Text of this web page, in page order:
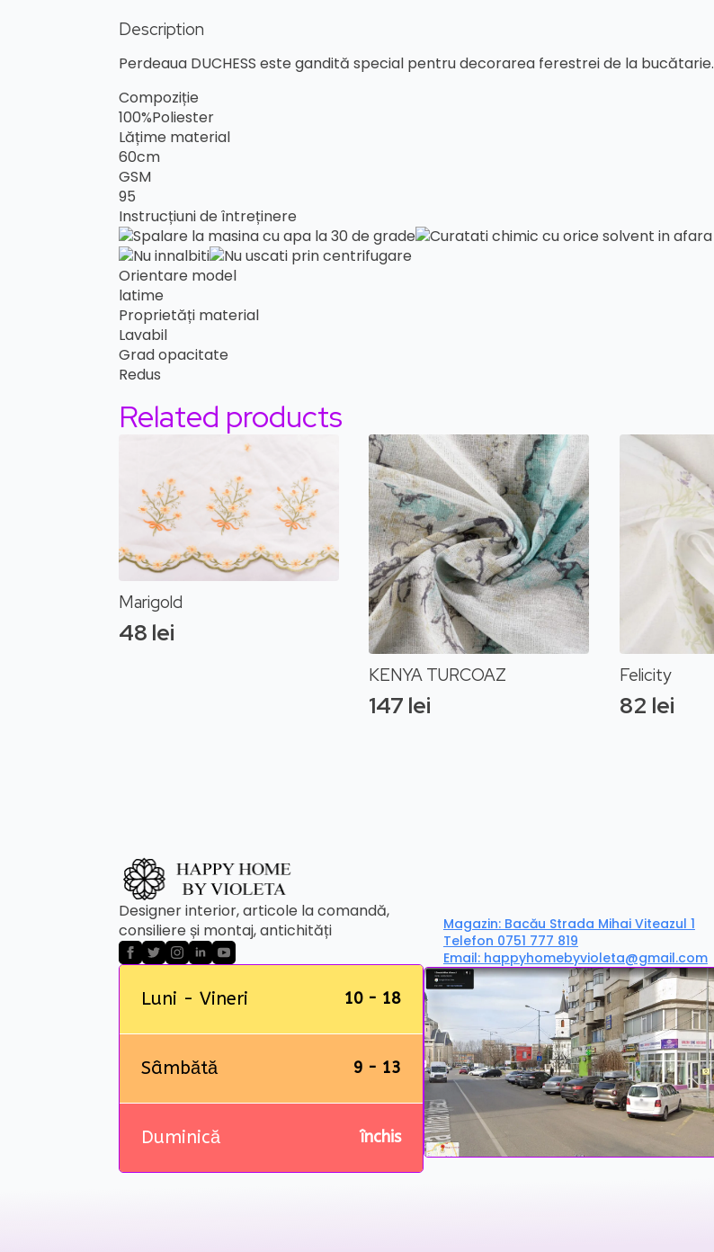
Description
Perdeaua DUCHESS este gandită special pentru decorarea ferestrei de la bucătarie.
Compoziție
100%Poliester
Lățime material
60cm
GSM
95
Instrucțiuni de întreținere
Orientare model
latime
Proprietăți material
Lavabil
Grad opacitate
Redus
Related products
Marigold
48 lei
KENYA TURCOAZ
147 lei
Felicity
82 lei
Designer interior, articole la comandă,
consiliere și montaj, antichități
Luni - Vineri 10 - 18
Sâmbătă 9 - 13
Duminică închis
Magazin: Bacău Strada Mihai Viteazul 1
Telefon 0751 777 819
Email: happyhomebyvioleta@gmail.com